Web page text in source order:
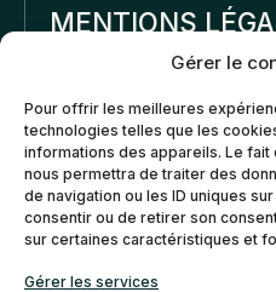
Gérer le
Pour offrir les meilleures
technologies telles que les
informations des appareils. Le
nous permettra de traiter des
de navigation ou les ID uniques
consentir ou de retirer son
sur certaines caractéristiques et
Gérer les services
MENTIONS
Politique de
confidentialité
Politiques
de
Politique de